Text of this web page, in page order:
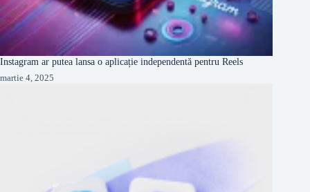
Instagram ar putea lansa o aplicație independentă pentru Reels
martie 4, 2025